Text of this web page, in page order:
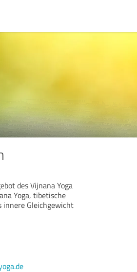
des Vijnana Yoga
Yoga, tibetische
innere Gleichgewicht